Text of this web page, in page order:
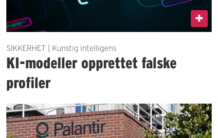
SIKKERHET | Kunstig intelligens
KI-modeller opprettet falske
profiler